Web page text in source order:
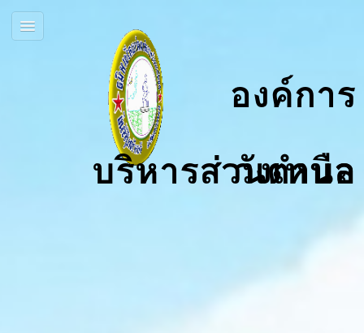
องค์การ
บริหารส่วนตำบลวังเหนือ